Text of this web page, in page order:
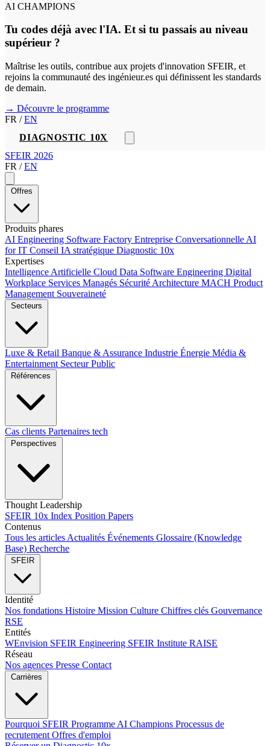
AI CHAMPIONS
Tu codes déjà avec l'IA. Et si tu passais au niveau
supérieur ?
Maîtrise les outils, contribue aux projets d'innovation SFEIR, et
rejoins la communauté des ingénieur.es qui définissent les standards
de demain.
→ Découvre le programme
FR / EN
DIAGNOSTIC 10X
SFEIR 2026
FR / EN
Offres
Produits phares
AI Engineering Software Factory Entreprise Conversationnelle AI
for IT Conseil IA stratégique Diagnostic 10x
Expertises
Intelligence Artificielle Cloud Data Software Engineering Digital
Workplace Services Managés Sécurité Architecture MACH Product
Management Souveraineté
Secteurs
Luxe & Retail Banque & Assurance Industrie Énergie Média &
Entertainment Secteur Public
Références
Cas clients Partenaires tech
Perspectives
Thought Leadership
SFEIR 10x Index Position Papers
Contenus
Tous les articles Actualités Événements Glossaire (Knowledge
Base) Recherche
SFEIR
Identité
Nos fondations Histoire Mission Culture Chiffres clés Gouvernance
RSE
Entités
WEnvision SFEIR Engineering SFEIR Institute RAISE
Réseau
Nos agences Presse Contact
Carrières
Pourquoi SFEIR Programme AI Champions Processus de
recrutement Offres d'emploi